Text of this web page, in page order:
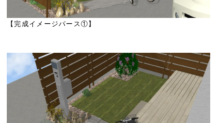
【完成イメージパース①】